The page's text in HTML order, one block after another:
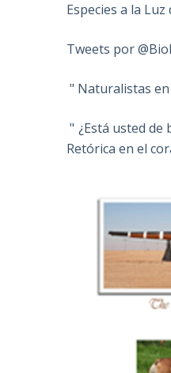
Especies a la
Tweets por
" Naturalistas
" ¿Está usted de
Retórica en el